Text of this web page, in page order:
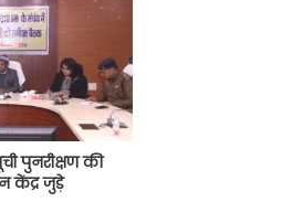
पुनरीक्षण की
केंद्र जुड़े